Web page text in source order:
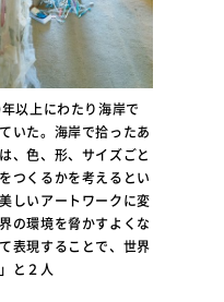
以上にわたり海岸で
いた。海岸で拾ったあ
、色、形、サイズごと
つくるかを考えるとい
しいアートワークに変
の環境を脅かすよくな
表現することで、世界
と２人